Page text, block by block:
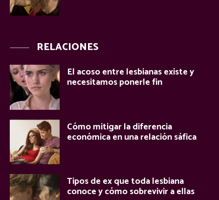
RELACIONES
El acoso entre lesbianas existe y
necesitamos ponerle fin
Cómo mitigar la diferencia
económica en una relación sáfica
Tipos de ex que toda lesbiana
conoce y cómo sobrevivir a ellas